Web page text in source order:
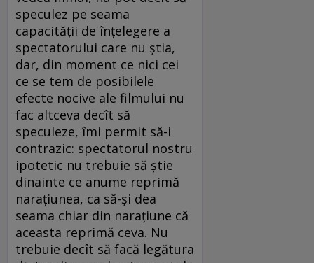
speculez pe seama
capacităţii de înţelegere a
spectatorului care nu ştia,
dar, din moment ce nici cei
ce se tem de posibilele
efecte nocive ale filmului nu
fac altceva decît să
speculeze, îmi permit să-i
contrazic: spectatorul nostru
ipotetic nu trebuie să ştie
dinainte ce anume reprimă
naraţiunea, ca să-şi dea
seama chiar din naraţiune că
aceasta reprimă ceva. Nu
trebuie decît să facă legătura